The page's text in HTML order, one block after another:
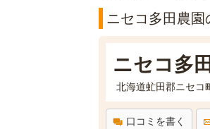
ニセコ多田農園
ニセコ多
北海道虻田郡ニセコ
口コミを書く